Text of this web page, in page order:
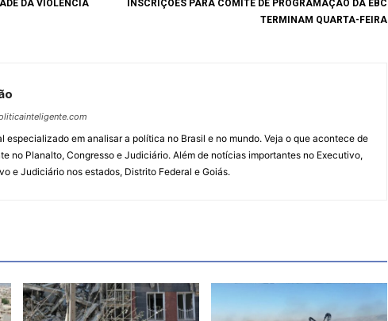
DA VIOLÊNCIA
INSCRIÇÕES PARA COMITÊ DE PROGRAMAÇÃO DA EBC
TERMINAM QUARTA-FEIRA
especializado em analisar a política no Brasil e no mundo. Veja o que acontece de
no Planalto, Congresso e Judiciário. Além de notícias importantes no Executivo,
e Judiciário nos estados, Distrito Federal e Goiás.